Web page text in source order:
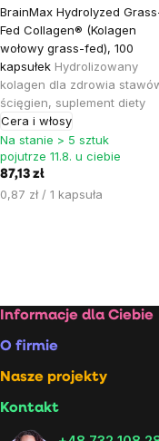
BrainMax Hydrolyzed
Fed Collagen® (Kolagen
wołowy grass-fed), 100
kapsułek Hydrolizowany
kolagen dla zdrowia
ścięgien, suplement diety
Cera i włosy
Na stanie > 5 sztuk
pojutrze 11.8. u ciebie
87,13 zł
Cena
0,87 zł / 1 kapsuła
Stopka
Informacje dla Ciebie
O firmie
Nasze projekty
Kontakt